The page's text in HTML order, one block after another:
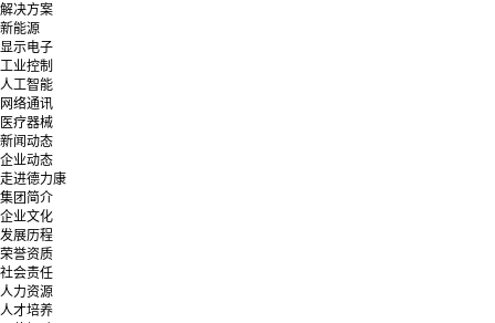
解决方案
新能源
显示电子
工业控制
人工智能
网络通讯
医疗器械
新闻动态
企业动态
走进德力康
集团简介
企业文化
发展历程
荣誉资质
社会责任
人力资源
人才培养